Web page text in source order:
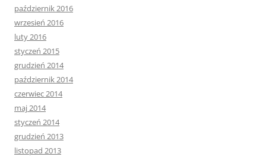
październik 2016
wrzesień 2016
luty 2016
styczeń 2015
grudzień 2014
październik 2014
czerwiec 2014
maj 2014
styczeń 2014
grudzień 2013
listopad 2013